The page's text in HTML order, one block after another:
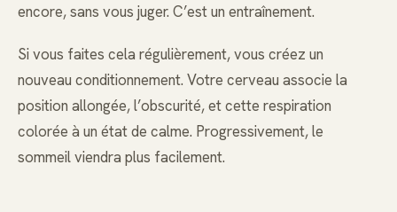
encore, sans vous juger. C’est un entraînement.
Si vous faites cela régulièrement, vous créez un
nouveau conditionnement. Votre cerveau associe la
position allongée, l’obscurité, et cette respiration
colorée à un état de calme. Progressivement, le
sommeil viendra plus facilement.